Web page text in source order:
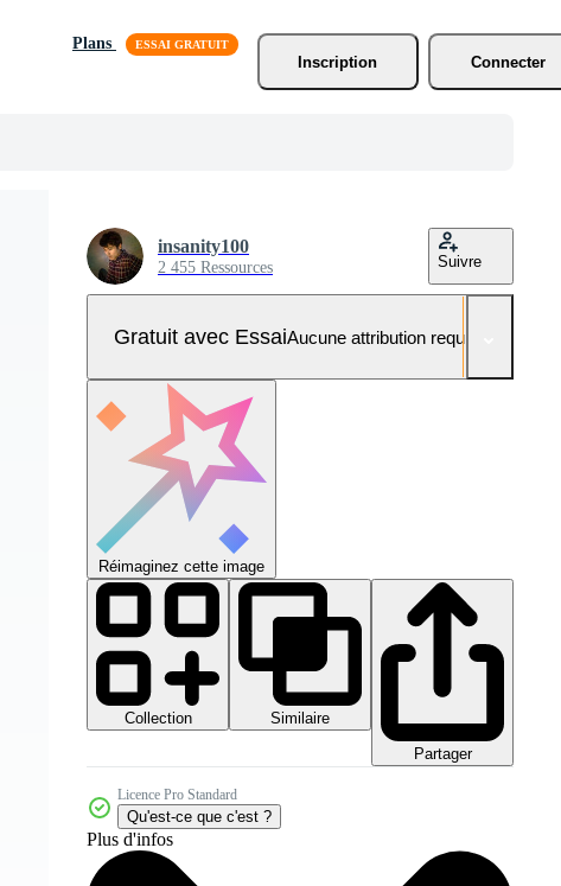
Plans
Inscription
Connecter
insanity100
2 455 Ressources Suivre
Gratuit avec EssaiAucune attribution requise
Réimaginez cette image
Collection
Similaire
Partager
Licence Pro Standard
Qu'est-ce que c'est ?
Plus d'infos